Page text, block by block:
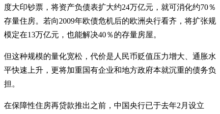
度大印钞票，将资产负债表扩大约24万亿元，就可消化约70％
存量住房。若向2009年欧债危机后的欧洲央行看齐，将扩张规
模定在13万亿元，也能解决40％的存量房屋。
但这种规模的量化宽松，代价是人民币贬值压力增大、通胀水
平快速上升，更将加重国有企业和地方政府本就沉重的债务负
担。
在保障性住房再贷款推出之前，中国央行已于去年2月设立